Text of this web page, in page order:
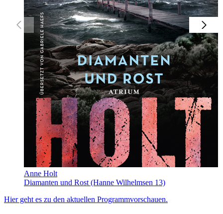
Anne Holt
Diamanten und Rost (Hanne Wilhelmsen 13)
Hier geht es zu den aktuellen Programmvorschauen.